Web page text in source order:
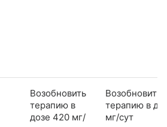
Возобновить
терапию в
дозе 420 мг/
Возобновить
терапию в
мг/сут